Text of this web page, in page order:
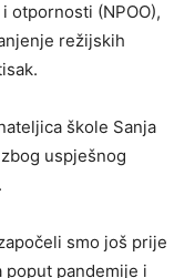
otpornosti (NPOO),
režijskih
škole Sanja
uspješnog
smo još prije
poput pandemije i